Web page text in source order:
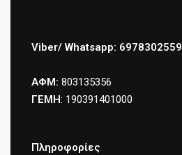
Viber/ Whatsapp: 6978302559
ΑΦΜ: 803135356
ΓΕΜΗ: 190391401000
Πληροφορίες